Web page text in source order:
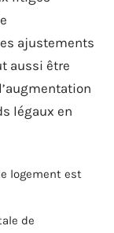
ajustements
aussi être
légaux en
logement est
de